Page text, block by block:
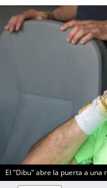
El "Dibu" abre la puerta a una